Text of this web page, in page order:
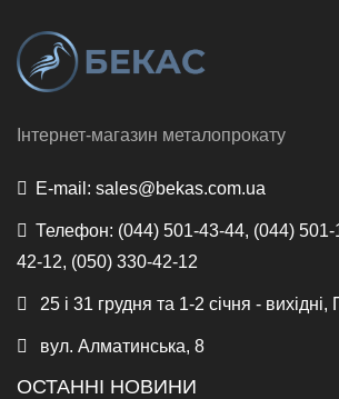
Інтернет-магазин металопрокату
E-mail: sales@bekas.com.ua
Телефон: (044) 501-43-44, (044)
42-12, (050) 330-42-12
25 і 31 грудня та 1-2 січня -
вул. Алматинська, 8
ОСТАННІ НОВИНИ